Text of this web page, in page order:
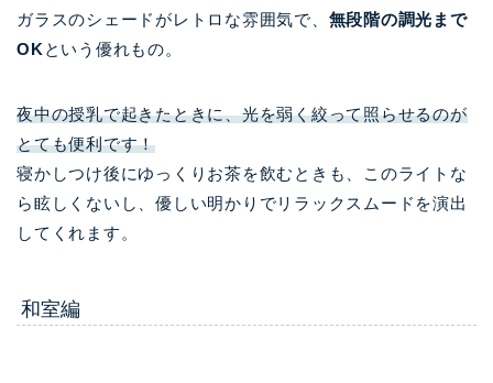
ガラスのシェードがレトロな雰囲気で、 無段階の調光まで
OK という優れもの。
夜中の授乳で起きたときに、光を弱く絞って照らせるのが
とても便利です！
寝かしつけ後にゆっくりお茶を飲むときも、このライトな
ら眩しくないし、優しい明かりでリラックスムードを演出
してくれます。
和室編